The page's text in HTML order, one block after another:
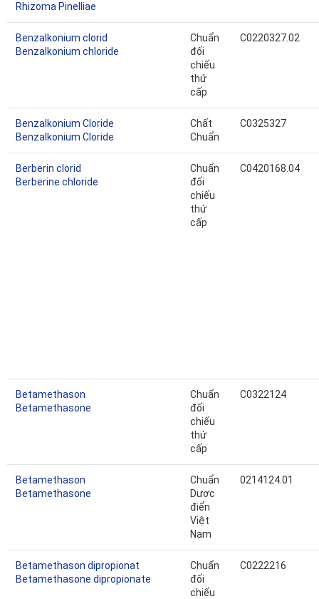
Rhizoma Pinelliae
Benzalkonium clorid
Benzalkonium chloride
Chuẩn
đối
chiếu
thứ
cấp
C0220327.02
Benzalkonium Cloride
Benzalkonium Cloride
Chất
Chuẩn
C0325327
Berberin clorid
Berberine chloride
Chuẩn
đối
chiếu
thứ
cấp
C0420168.04
Betamethason
Betamethasone
Chuẩn
đối
chiếu
thứ
cấp
C0322124
Betamethason
Betamethasone
Chuẩn
Dược
điển
Việt
Nam
0214124.01
Betamethason dipropionat
Betamethasone dipropionate
Chuẩn
đối
chiếu
C0222216